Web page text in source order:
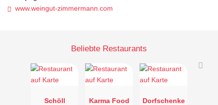
www.weingut-zimmermann.com
Beliebte Restaurants
Schöll Karma Food Dorfschenke